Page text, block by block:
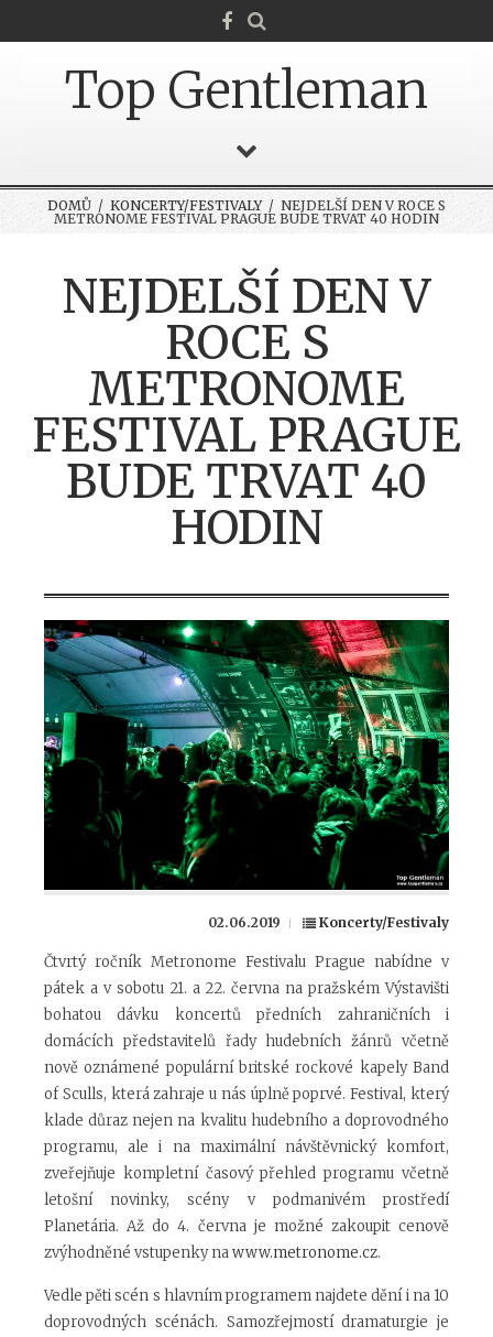
Top Gentleman
DOMŮ / KONCERTY/FESTIVALY/ NEJDELŠÍ DEN V ROCE S
METRONOME FESTIVAL PRAGUE BUDE TRVAT 40 HODIN
NEJDELŠÍ DEN V
ROCE S
METRONOME
FESTIVAL PRAGUE
BUDE TRVAT 40
HODIN
02.06.2019 Koncerty/Festivaly
Čtvrtý ročník Metronome Festivalu Prague nabídne v
pátek a v sobotu 21. a 22. června na pražském Výstavišti
bohatou dávku koncertů předních zahraničních i
domácích představitelů řady hudebních žánrů včetně
nově oznámené populární britské rockové kapely Band
of Sculls, která zahraje u nás úplně poprvé. Festival, který
klade důraz nejen na kvalitu hudebního a doprovodného
programu, ale i na maximální návštěvnický komfort,
zveřejňuje kompletní časový přehled programu včetně
letošní novinky, scény v podmanivém prostředí
Planetária. Až do 4. června je možné zakoupit cenově
zvýhodněné vstupenky nawww.metronome.cz.
Vedle pěti scén s hlavním programem najdete dění i na 10
doprovodných scénách. Samozřejmostí dramaturgie je